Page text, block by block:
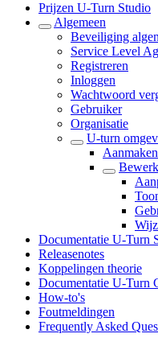
Prijzen U-Turn Studio
Algemeen
Beveiliging
Service Level
Registreren
Inloggen
Wachtwoord
Gebruiker
Organisatie
U-turn
Documentatie U-Turn
Releasenotes
Koppelingen theorie
Documentatie U-Turn
How-to's
Foutmeldingen
Frequently Asked